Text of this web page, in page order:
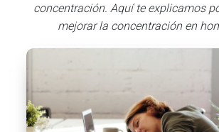
concentración. Aquí te explicamos
mejorar la concentración en